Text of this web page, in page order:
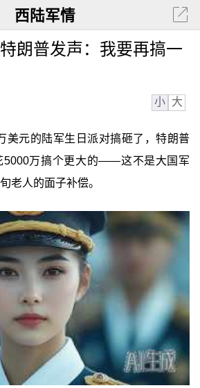
西陆军情
朗普发声：我要再搞一
小 大
美元的陆军生日派对搞砸了，特朗普
5000万搞个更大的——这不是大国军
老人的面子补偿。